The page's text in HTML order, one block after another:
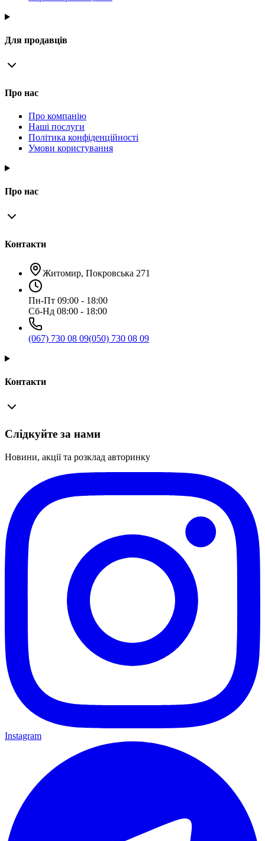
Для продавців
Про нас
Про компанію
Наші послуги
Політика конфіденційності
Умови користування
Про нас
Контакти
Житомир, Покровська 271
Пн-Пт 09:00 - 18:00
Сб-Нд 08:00 - 18:00
(067) 730 08 09(050) 730 08 09
Контакти
Слідкуйте за нами
Новини, акції та розклад авторинку
Instagram